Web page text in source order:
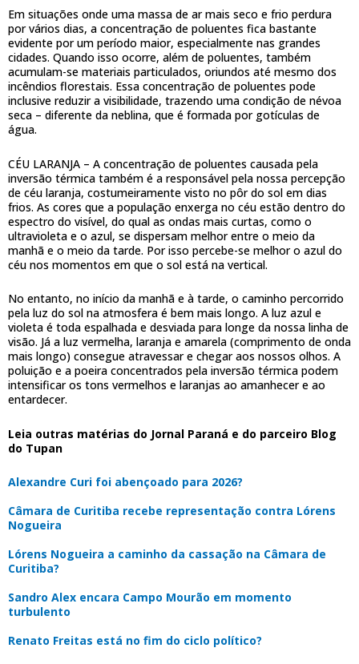
Em situações onde uma massa de ar mais seco e frio perdura
por vários dias, a concentração de poluentes fica bastante
evidente por um período maior, especialmente nas grandes
cidades. Quando isso ocorre, além de poluentes, também
acumulam-se materiais particulados, oriundos até mesmo dos
incêndios florestais. Essa concentração de poluentes pode
inclusive reduzir a visibilidade, trazendo uma condição de névoa
seca – diferente da neblina, que é formada por gotículas de
água.
CÉU LARANJA – A concentração de poluentes causada pela
inversão térmica também é a responsável pela nossa percepção
de céu laranja, costumeiramente visto no pôr do sol em dias
frios. As cores que a população enxerga no céu estão dentro do
espectro do visível, do qual as ondas mais curtas, como o
ultravioleta e o azul, se dispersam melhor entre o meio da
manhã e o meio da tarde. Por isso percebe-se melhor o azul do
céu nos momentos em que o sol está na vertical.
No entanto, no início da manhã e à tarde, o caminho percorrido
pela luz do sol na atmosfera é bem mais longo. A luz azul e
violeta é toda espalhada e desviada para longe da nossa linha de
visão. Já a luz vermelha, laranja e amarela (comprimento de onda
mais longo) consegue atravessar e chegar aos nossos olhos. A
poluição e a poeira concentrados pela inversão térmica podem
intensificar os tons vermelhos e laranjas ao amanhecer e ao
entardecer.
Leia outras matérias do Jornal Paraná e do parceiro Blog
do Tupan
Alexandre Curi foi abençoado para 2026?
Câmara de Curitiba recebe representação contra Lórens
Nogueira
Lórens Nogueira a caminho da cassação na Câmara de
Curitiba?
Sandro Alex encara Campo Mourão em momento
turbulento
Renato Freitas está no fim do ciclo político?